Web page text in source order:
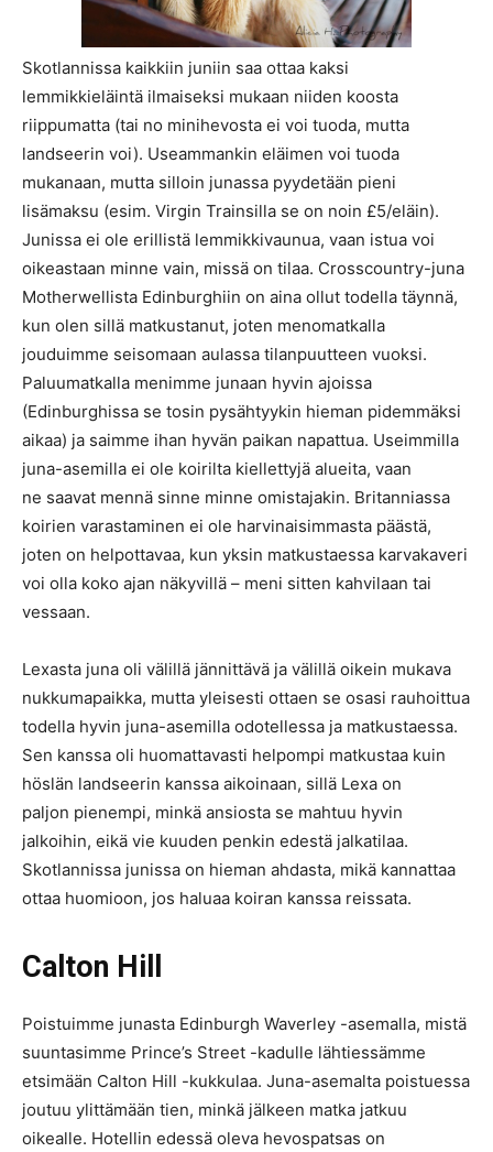
Skotlannissa kaikkiin juniin saa ottaa kaksi
lemmikkieläintä ilmaiseksi mukaan niiden koosta
riippumatta (tai no minihevosta ei voi tuoda, mutta
landseerin voi). Useammankin eläimen voi tuoda
mukanaan, mutta silloin junassa pyydetään pieni
lisämaksu (esim. Virgin Trainsilla se on noin £5/eläin).
Junissa ei ole erillistä lemmikkivaunua, vaan istua voi
oikeastaan minne vain, missä on tilaa. Crosscountry-juna
Motherwellista Edinburghiin on aina ollut todella täynnä,
kun olen sillä matkustanut, joten menomatkalla
jouduimme seisomaan aulassa tilanpuutteen vuoksi.
Paluumatkalla menimme junaan hyvin ajoissa
(Edinburghissa se tosin pysähtyykin hieman pidemmäksi
aikaa) ja saimme ihan hyvän paikan napattua. Useimmilla
juna-asemilla ei ole koirilta kiellettyjä alueita, vaan
ne saavat mennä sinne minne omistajakin. Britanniassa
koirien varastaminen ei ole harvinaisimmasta päästä,
joten on helpottavaa, kun yksin matkustaessa karvakaveri
voi olla koko ajan näkyvillä – meni sitten kahvilaan tai
vessaan.
Lexasta juna oli välillä jännittävä ja välillä oikein mukava
nukkumapaikka, mutta yleisesti ottaen se osasi rauhoittua
todella hyvin juna-asemilla odotellessa ja matkustaessa.
Sen kanssa oli huomattavasti helpompi matkustaa kuin
höslän landseerin kanssa aikoinaan, sillä Lexa on
paljon pienempi, minkä ansiosta se mahtuu hyvin
jalkoihin, eikä vie kuuden penkin edestä jalkatilaa.
Skotlannissa junissa on hieman ahdasta, mikä kannattaa
ottaa huomioon, jos haluaa koiran kanssa reissata.
Calton Hill
Poistuimme junasta Edinburgh Waverley -asemalla, mistä
suuntasimme Prince’s Street -kadulle lähtiessämme
etsimään Calton Hill -kukkulaa. Juna-asemalta poistuessa
joutuu ylittämään tien, minkä jälkeen matka jatkuu
oikealle. Hotellin edessä oleva hevospatsas on